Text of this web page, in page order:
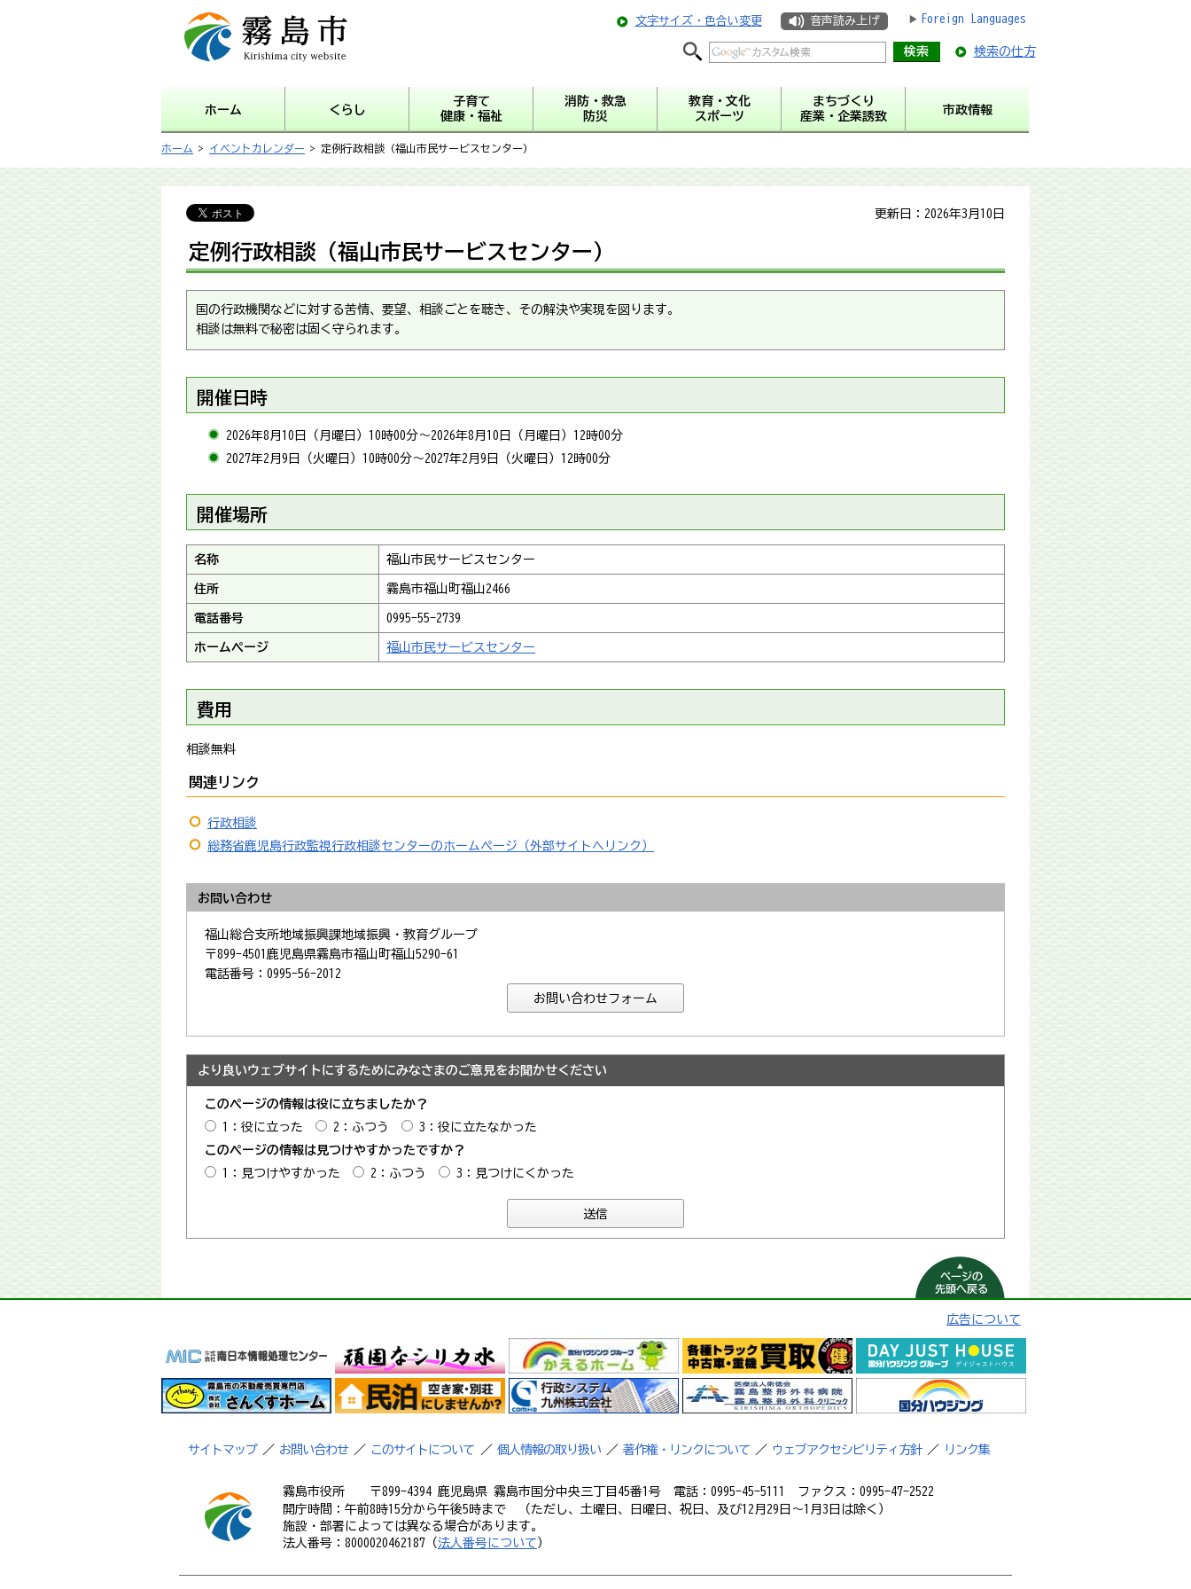
霧島市 Kirishima city
website
文字サイズ・色合い変更 音声読み上げ Foreign Languages
検索の仕方
ホーム くらし
子育て
健康・福祉
消防・救急
防災
教育・文化
スポーツ
まちづくり
産業・企業誘致
市政情報
ホーム > イベントカレンダー > 定例行政相談（福山市民サービスセンター）
更新日：2026年3月10日
定例行政相談（福山市民サービスセンター）
国の行政機関などに対する苦情、要望、相談ごとを聴き、その解決や実現を図ります。
相談は無料で秘密は固く守られます。
開催日時
2026年8月10日（月曜日）10時00分～2026年8月10日（月曜日）12時00分
2027年2月9日（火曜日）10時00分～2027年2月9日（火曜日）12時00分
開催場所
名称 福山市民サービスセンター
住所 霧島市福山町福山2466
電話番号 0995-55-2739
ホームページ 福山市民サービスセンター
費用
相談無料
関連リンク
行政相談
総務省鹿児島行政監視行政相談センターのホームページ（外部サイトへリンク）
お問い合わせ
福山総合支所地域振興課地域振興・教育グループ
〒899-4501鹿児島県霧島市福山町福山5290-61
電話番号：0995-56-2012
より良いウェブサイトにするためにみなさまのご意見をお聞かせください
このページの情報は役に立ちましたか？
1：役に立った
2：ふつう
3：役に立たなかった
このページの情報は見つけやすかったですか？
1：見つけやすかった
2：ふつう 3：見つけにくかった
ページの先頭へ
戻る
広告について
サイトマップ ／ お問い合わせ ／ このサイトについて ／ 個人情報の取り扱い ／ 著作権・リンクについて ／ ウェブアクセシビリティ方針 ／ リンク集
霧島市役所
〒899-4394 鹿児島県 霧島市国分中央三丁目45番1号 電話：0995-45-5111 ファクス：0995-47-2522
開庁時間：午前8時15分から午後5時まで （ただし、土曜日、日曜日、祝日、及び12月29日～1月3日は除く）
施設・部署によっては異なる場合があります。
法人番号：8000020462187（法人番号について ）